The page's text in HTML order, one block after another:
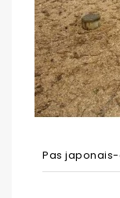
Pas